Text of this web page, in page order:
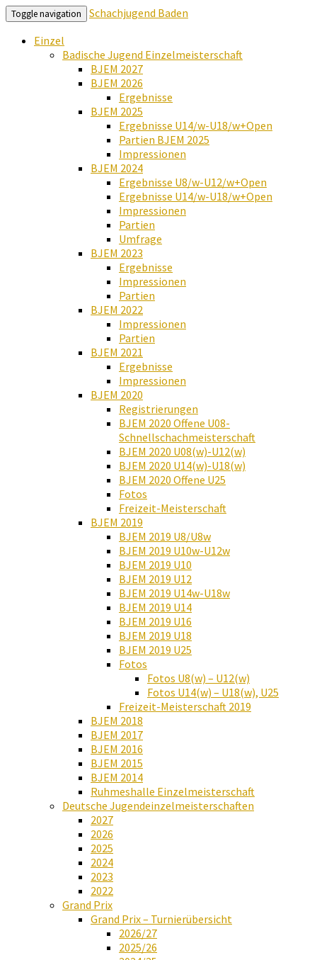
Toggle navigation
Schachjugend Baden
Einzel
Badische Jugend Einzelmeisterschaft
BJEM 2027
BJEM 2026
Ergebnisse
BJEM 2025
Ergebnisse U14/w-U18/w+Open
Partien BJEM 2025
Impressionen
BJEM 2024
Ergebnisse U8/w-U12/w+Open
Ergebnisse U14/w-U18/w+Open
Impressionen
Partien
Umfrage
BJEM 2023
Ergebnisse
Impressionen
Partien
BJEM 2022
Impressionen
Partien
BJEM 2021
Ergebnisse
Impressionen
BJEM 2020
Registrierungen
BJEM 2020 Offene U08-
Schnellschachmeisterschaft
BJEM 2020 U08(w)-U12(w)
BJEM 2020 U14(w)-U18(w)
BJEM 2020 Offene U25
Fotos
Freizeit-Meisterschaft
BJEM 2019
BJEM 2019 U8/U8w
BJEM 2019 U10w-U12w
BJEM 2019 U10
BJEM 2019 U12
BJEM 2019 U14w-U18w
BJEM 2019 U14
BJEM 2019 U16
BJEM 2019 U18
BJEM 2019 U25
Fotos
Fotos U8(w) – U12(w)
Fotos U14(w) – U18(w), U25
Freizeit-Meisterschaft 2019
BJEM 2018
BJEM 2017
BJEM 2016
BJEM 2015
BJEM 2014
Ruhmeshalle Einzelmeisterschaft
Deutsche Jugendeinzelmeisterschaften
2027
2026
2025
2024
2023
2022
Grand Prix
Grand Prix – Turnierübersicht
2026/27
2025/26